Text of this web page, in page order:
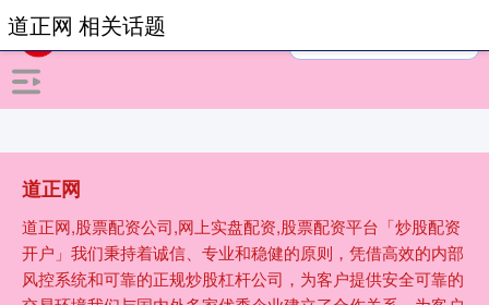
道正网
道正网,股票配资公司,网上实盘配资,股票配资平台「炒股配资
开户」我们秉持着诚信、专业和稳健的原则，凭借高效的内部
风控系统和可靠的正规炒股杠杆公司，为客户提供安全可靠的
道正网 相关话题